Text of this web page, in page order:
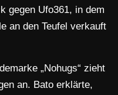
gegen Ufo361, in dem
an den Teufel verkauft
„Nohugs“ zieht
an. Bato erklärte,